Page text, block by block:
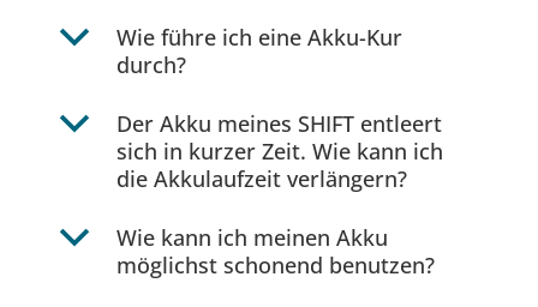
b
Wie führe ich eine Akku-Kur
durch?
b
Der Akku meines SHIFT entleert
sich in kurzer Zeit. Wie kann ich
die Akkulaufzeit verlängern?
b
Wie kann ich meinen Akku
möglichst schonend benutzen?